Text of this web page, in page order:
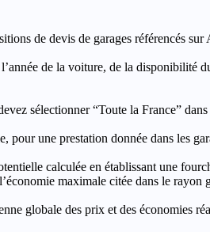
de devis de garages référencés
de la voiture, de la disponibilité
sélectionner “Toute la France”
une prestation donnée dans les
calculée en établissant une
maximale citée dans le rayon
des prix et des économies